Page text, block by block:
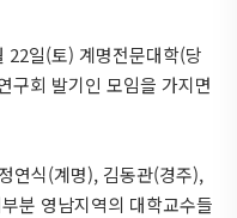
22일(토) 계명전문대학(당
구회 발기인 모임을 가지면
연식(계명), 김동관(경주),
분 영남지역의 대학교수들